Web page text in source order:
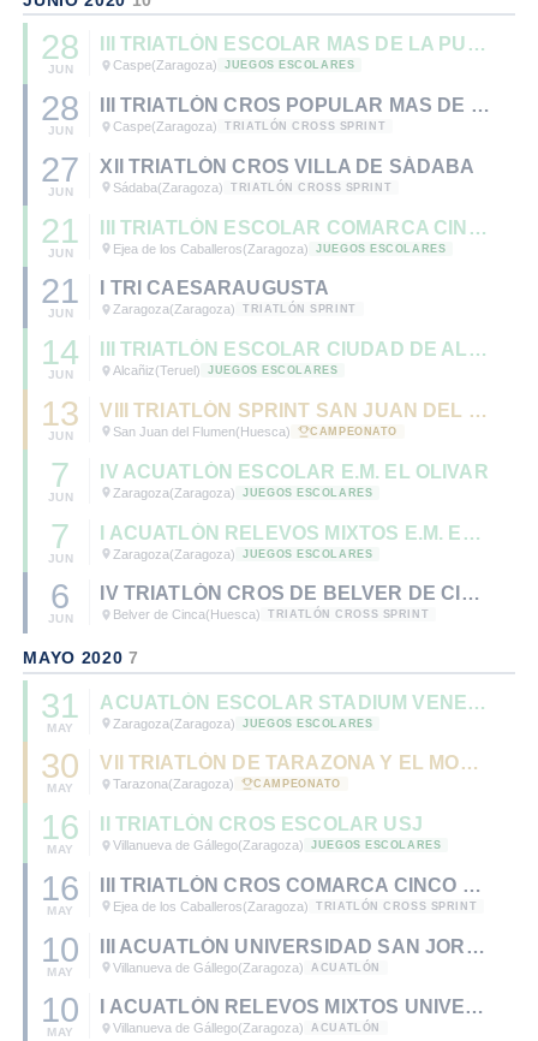
28
JUN
III TRIATLÓN ESCOLAR MAS DE LA PUNTA - CASPE
Caspe(Zaragoza) JUEGOS ESCOLARES
28
JUN
III TRIATLÓN CROS POPULAR MAS DE LA PUNTA - CASPE
Caspe(Zaragoza) TRIATLÓN CROSS SPRINT
27
JUN
XII TRIATLÓN CROS VILLA DE SÁDABA
Sádaba(Zaragoza) TRIATLÓN CROSS SPRINT
21
JUN
III TRIATLÓN ESCOLAR COMARCA CINCO VILLAS
Ejea de los Caballeros(Zaragoza) JUEGOS ESCOLARES
21
JUN
I TRI CAESARAUGUSTA
Zaragoza(Zaragoza) TRIATLÓN SPRINT
14
JUN
III TRIATLÓN ESCOLAR CIUDAD DE ALCAÑIZ
Alcañiz(Teruel) JUEGOS ESCOLARES
13
JUN
VIII TRIATLÓN SPRINT SAN JUAN DEL FLUMEN - CTO. DE ARAGÓN DE TRIATLÓN SPRINT 2020.
San Juan del Flumen(Huesca) CAMPEONATO
7
JUN
IV ACUATLÓN ESCOLAR E.M. EL OLIVAR
Zaragoza(Zaragoza) JUEGOS ESCOLARES
7
JUN
I ACUATLÓN RELEVOS MIXTOS E.M. EL OLIVAR
Zaragoza(Zaragoza) JUEGOS ESCOLARES
6
JUN
IV TRIATLÓN CROS DE BELVER DE CINCA
Belver de Cinca(Huesca) TRIATLÓN CROSS SPRINT
MAYO 2020 7
31
MAY
ACUATLÓN ESCOLAR STADIUM VENECIA
Zaragoza(Zaragoza) JUEGOS ESCOLARES
30
MAY
VII TRIATLÓN DE TARAZONA Y EL MONCAYO - CTO. DE ARAGÓN DE TRIATLÓN OLÍMPICO 2020.
Tarazona(Zaragoza) CAMPEONATO
16
MAY
II TRIATLÓN CROS ESCOLAR USJ
Villanueva de Gállego(Zaragoza) JUEGOS ESCOLARES
16
MAY
III TRIATLÓN CROS COMARCA CINCO VILLAS
Ejea de los Caballeros(Zaragoza) TRIATLÓN CROSS SPRINT
10
MAY
III ACUATLÓN UNIVERSIDAD SAN JORGE
Villanueva de Gállego(Zaragoza) ACUATLÓN
10
MAY
I ACUATLÓN RELEVOS MIXTOS UNIVERSIDAD SAN JORGE
Villanueva de Gállego(Zaragoza) ACUATLÓN